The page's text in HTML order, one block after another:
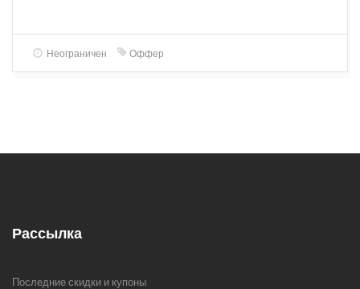
Неограничен Оффер
Рассылка
Последние скидки и купоны